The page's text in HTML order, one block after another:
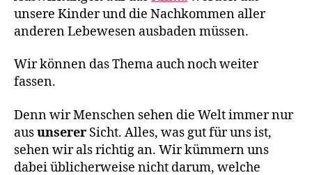
unsere Kinder und die Nachkommen aller
anderen Lebewesen ausbaden müssen.
Wir können das Thema auch noch weiter
fassen.
Denn wir Menschen sehen die Welt immer nur
ausunserer Sicht. Alles, was gut für uns ist,
sehen wir als richtig an. Wir kümmern uns
dabei üblicherweise nicht darum, welche